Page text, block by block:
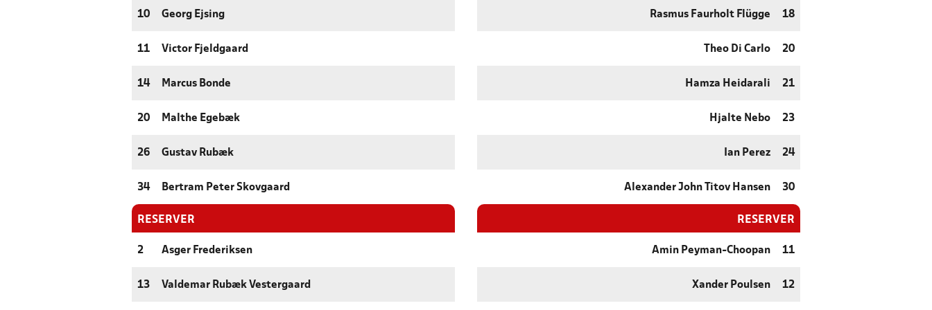
10 Georg Ejsing
11 Victor Fjeldgaard
14 Marcus Bonde
20 Malthe Egebæk
26 Gustav Rubæk
34 Bertram Peter Skovgaard
RESERVER
2 Asger Frederiksen
13 Valdemar Rubæk Vestergaard
Rasmus Faurholt Flügge 18
Theo Di Carlo 20
Hamza Heidarali 21
Hjalte Nebo 23
Ian Perez 24
Alexander John Titov Hansen 30
RESERVER
Amin Peyman-Choopan 11
Xander Poulsen 12